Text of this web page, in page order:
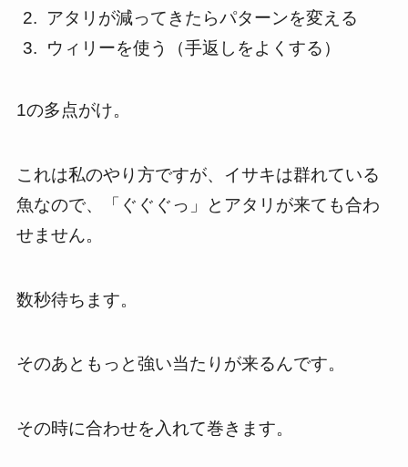
アタリが減ってきたらパターンを変える
ウィリーを使う（手返しをよくする）
1の多点がけ。
これは私のやり方ですが、イサキは群れている
魚なので、「ぐぐぐっ」とアタリが来ても合わ
せません。
数秒待ちます。
そのあともっと強い当たりが来るんです。
その時に合わせを入れて巻きます。